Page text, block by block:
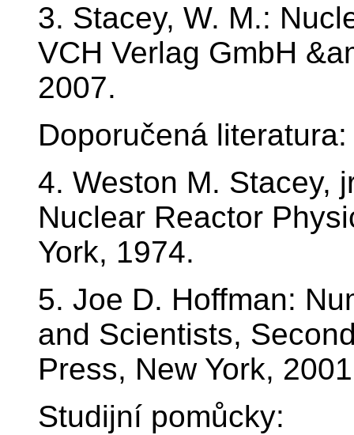
3. Stacey, W. M.:
VCH Verlag GmbH
2007.
Doporučená literatura:
4. Weston M. Stacey,
Nuclear Reactor
York, 1974.
5. Joe D. Hoffman:
and Scientists,
Press, New York,
Studijní pomůcky: